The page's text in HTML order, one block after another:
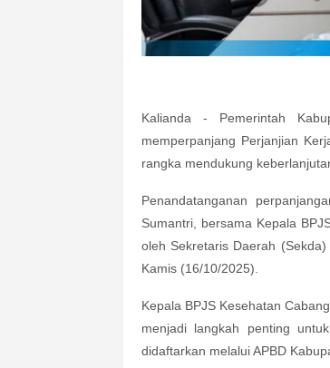
Kalianda - Pemerintah
memperpanjang Perjanjian
rangka mendukung
Penandatanganan
Sumantri, bersama Kepala
oleh Sekretaris Daerah
Kamis (16/10/2025).
Kepala BPJS Kesehatan
menjadi langkah penting
didaftarkan melalui APBD